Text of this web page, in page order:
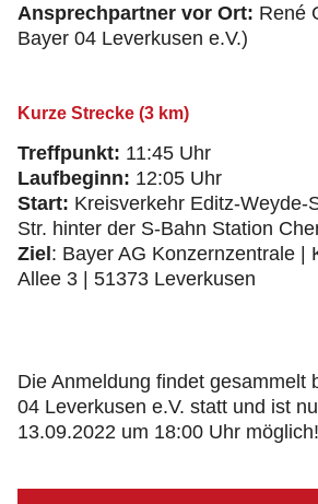
Ansprechpartner vor Ort: René
Bayer 04 Leverkusen e.V.)
Kurze Strecke (3 km)
Treffpunkt: 11:45 Uhr
Laufbeginn: 12:05 Uhr
Start: Kreisverkehr Editz-Weyde-
Str. hinter der S-Bahn Station
Ziel : Bayer AG Konzernzentrale |
Allee 3 | 51373 Leverkusen
Die Anmeldung findet gesammelt
04 Leverkusen e.V. statt und ist
13.09.2022 um 18:00 Uhr möglich!